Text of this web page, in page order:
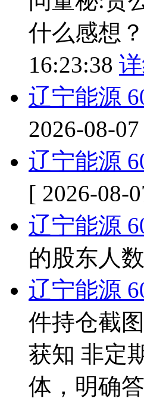
什么感想
16:23:38
辽宁能源
2026-08-
辽宁能源
[ 2026-08-
辽宁能源
的股东人
辽宁能源
件持仓截
获知 非定
体，明确